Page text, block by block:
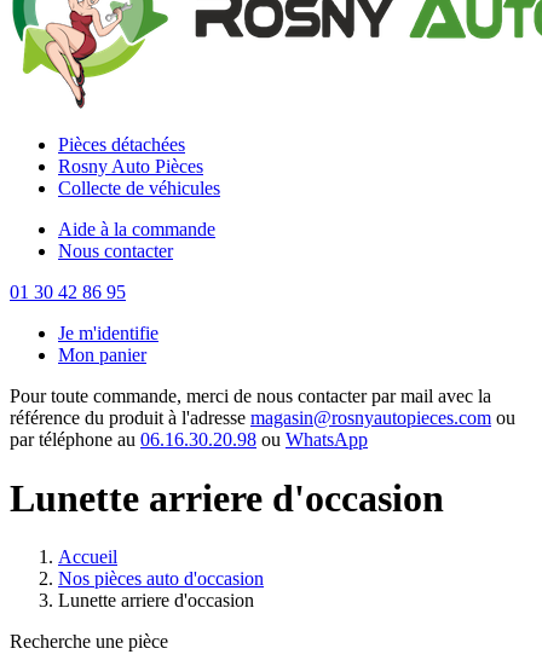
Pièces détachées
Rosny Auto Pièces
Collecte de véhicules
Aide à la commande
Nous contacter
01 30 42 86 95
Je m'identifie
Mon panier
Pour toute commande, merci de nous contacter par mail avec la
référence du produit à l'adresse magasin@rosnyautopieces.com ou
par téléphone au 06.16.30.20.98 ou WhatsApp
Lunette arriere d'occasion
Accueil
Nos pièces auto d'occasion
Lunette arriere d'occasion
Recherche une pièce